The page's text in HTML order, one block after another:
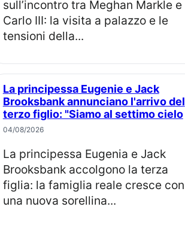
sull’incontro tra Meghan Markle e
Carlo III: la visita a palazzo e le
tensioni della...
La principessa Eugenie e Jack
Brooksbank annunciano l'arrivo del
terzo figlio: "Siamo al settimo cielo
04/08/2026
La principessa Eugenia e Jack
Brooksbank accolgono la terza
figlia: la famiglia reale cresce con
una nuova sorellina...